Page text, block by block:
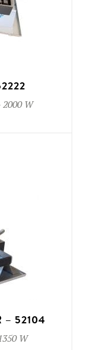
2000 W
– 52104
W